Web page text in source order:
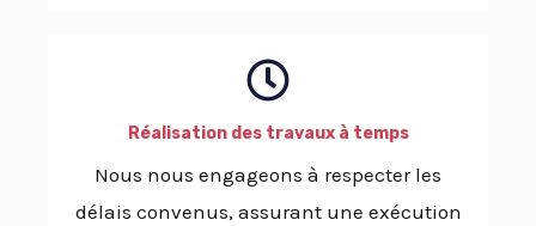
Réalisation des travaux à temps
Nous nous engageons à respecter les
délais convenus, assurant une exécution